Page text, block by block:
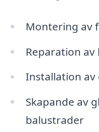
Montering av
Reparation av
Installation av
Skapande av
balustrader